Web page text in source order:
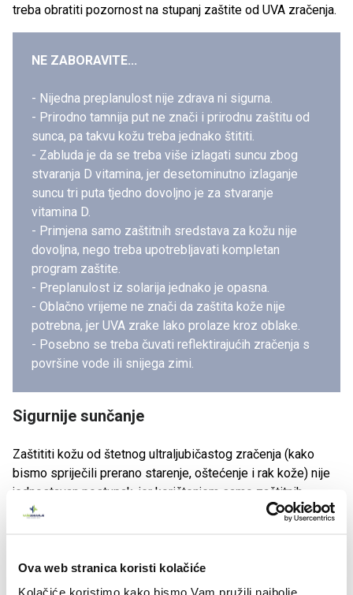
Ova web stranica koristi kolačiće
Kolačiće koristimo kako bismo Vam pružili najbolje
treba obratiti pozornost na stupanj zaštite od UVA zračenja.
NE ZABORAVITE...
- Nijedna preplanulost nije zdrava ni sigurna.
- Prirodno tamnija put ne znači i prirodnu zaštitu od
sunca, pa takvu kožu treba jednako štititi.
- Zabluda je da se treba više izlagati suncu zbog
stvaranja D vitamina, jer desetominutno izlaganje
suncu tri puta tjedno dovoljno je za stvaranje
vitamina D.
- Primjena samo zaštitnih sredstava za kožu nije
dovoljna, nego treba upotrebljavati kompletan
program zaštite.
- Preplanulost iz solarija jednako je opasna.
- Oblačno vrijeme ne znači da zaštita kože nije
potrebna, jer UVA zrake lako prolaze kroz oblake.
- Posebno se treba čuvati reflektirajućih zračenja s
površine vode ili snijega zimi.
Sigurnije sunčanje
Zaštititi kožu od štetnog ultraljubičastog zračenja (kako
bismo spriječili prerano starenje, oštećenje i rak kože) nije
jednostavan postupak, jer korištenjem samo zaštitnih
sredstava za kožu ne osiguravamo potpunu zaštitu.
zaštite za smanjivanje štetnog djelovanja UV zračenja